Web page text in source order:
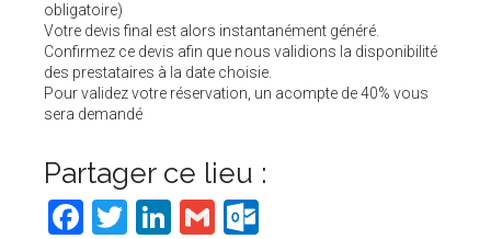
obligatoire)
Votre devis final est alors instantanément généré.
Confirmez ce devis afin que nous validions la disponibilité
des prestataires à la date choisie.
Pour validez votre réservation, un acompte de 40% vous
sera demandé
Partager ce lieu :
Facebook
Twitter
LinkedIn
Gmail